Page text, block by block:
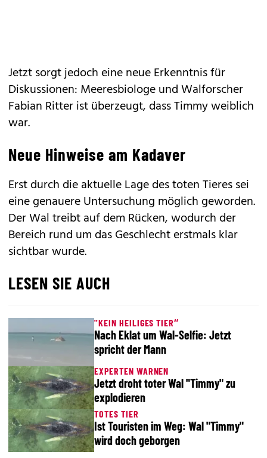
Jetzt sorgt jedoch eine neue Erkenntnis für
Diskussionen: Meeresbiologe und Walforscher
Fabian Ritter ist überzeugt, dass Timmy weiblich
war.
Neue Hinweise am Kadaver
Erst durch die aktuelle Lage des toten Tieres sei
eine genauere Untersuchung möglich geworden.
Der Wal treibt auf dem Rücken, wodurch der
Bereich rund um das Geschlecht erstmals klar
sichtbar wurde.
LESEN SIE AUCH
"KEIN HEILIGES TIER“
Nach Eklat um Wal-Selfie: Jetzt
spricht der Mann
EXPERTEN WARNEN
Jetzt droht toter Wal "Timmy" zu
explodieren
TOTES TIER
Ist Touristen im Weg: Wal "Timmy"
wird doch geborgen